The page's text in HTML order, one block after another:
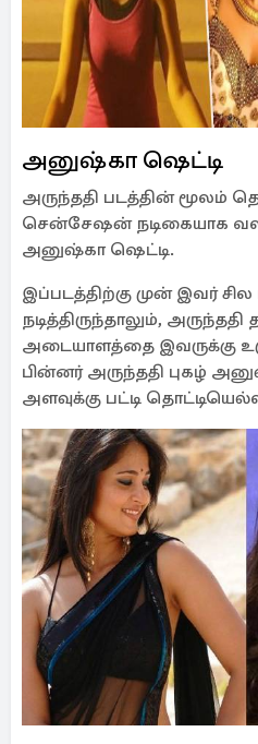
அனுஷ்கா ஷெட்டி
அருந்ததி படத்தின் மூலம்
சென்சேஷன் நடிகையாக
அனுஷ்கா ஷெட்டி.
இப்படத்திற்கு முன் இவர்
நடித்திருந்தாலும்,
அடையாளத்தை இவருக்கு
பின்னர் அருந்ததி புகழ்
அளவுக்கு பட்டி